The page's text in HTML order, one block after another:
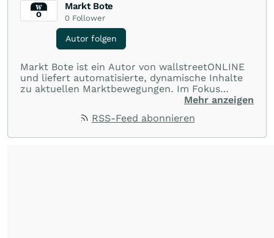
Markt Bote
0 Follower
Autor folgen
Markt Bote ist ein Autor von wallstreetONLINE
und liefert automatisierte, dynamische Inhalte
zu aktuellen Marktbewegungen. Im Fokus
stehen Tops und Flops, Branchentrends und
Rohstoffe oder Krypto – die Beiträge sind kurz,
Mehr anzeigen
RSS-Feed abonnieren